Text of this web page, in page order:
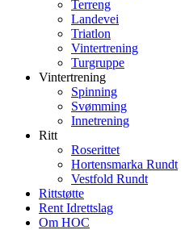
Terreng
Landevei
Triatlon
Vintertrening
Turgruppe
Vintertrening
Spinning
Svømming
Innetrening
Ritt
Roserittet
Hortensmarka Rundt
Vestfold Rundt
Rittstøtte
Rent Idrettslag
Om HOC